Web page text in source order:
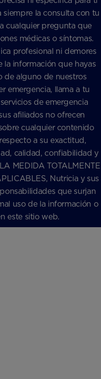
siempre la consulta con tu
cualquier pregunta que
médicas o síntomas.
profesional ni demores
la información que hayas
de alguno de nuestros
emergencia, llama a tu
de emergencia
afiliados no ofrecen
cualquier contenido
a su exactitud,
calidad, confiabilidad y
MEDIDA TOTALMENTE
Nutricia y sus
que surjan
uso de la información o
este sitio web.